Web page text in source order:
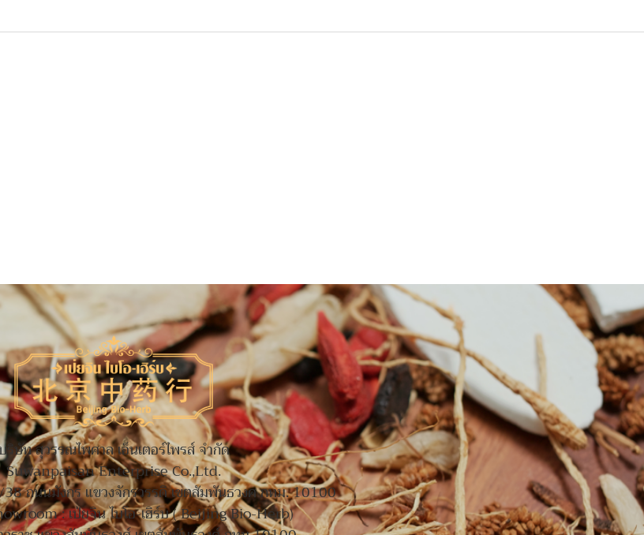
ริษัท สุวรรณไพศาล เอ็นเตอร์ไพรส์ จำกัด
Suwanpaisan Enterprise Co.,Ltd.
ถนนมังกร แขวงจักรวรรดิ เขตสัมพันธวงศ กทม. 10100
: เป่ยจิน ไบโอ-เฮิร์บ ( Beijing Bio-Herb)